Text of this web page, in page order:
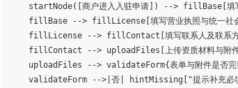
startNode([商户进入入驻申请]) --> fillBase[填
fillBase --> fillLicense[填写营业执照与统一社
fillLicense --> fillContact[填写联系人及联系
fillContact --> uploadFiles[上传资质材料与附
uploadFiles --> validateForm{表单与附件是否完
validateForm -->|否| hintMissing["提示补充必